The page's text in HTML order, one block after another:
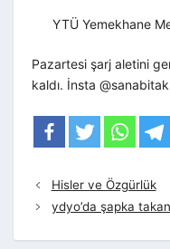
YTÜ Yemekhane
Pazartesi şarj aletini
kaldı. İnsta
Hisler ve Özgürlük
ydyo’da şapka